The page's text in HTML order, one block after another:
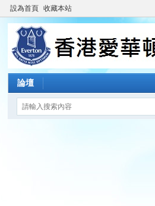
設為首頁 收藏本站
論壇